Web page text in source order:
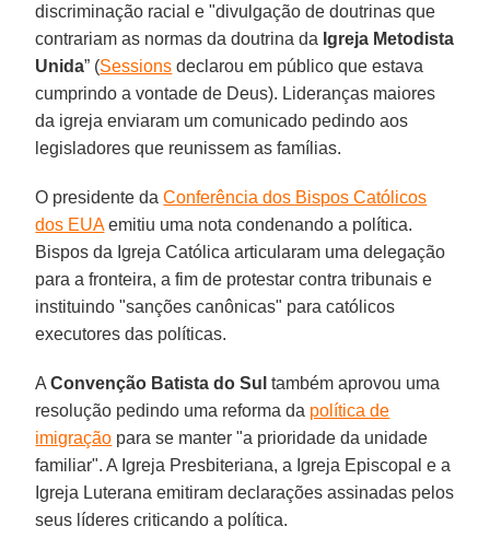
discriminação racial e "divulgação de doutrinas que
contrariam as normas da doutrina da Igreja Metodista
Unida” (Sessions declarou em público que estava
cumprindo a vontade de Deus). Lideranças maiores
da igreja enviaram um comunicado pedindo aos
legisladores que reunissem as famílias.
O presidente daConferência dos Bispos Católicos
dos EUAemitiu uma nota condenando a política.
Bispos da Igreja Católica articularam uma delegação
para a fronteira, a fim de protestar contra tribunais e
instituindo "sanções canônicas" para católicos
executores das políticas.
AConvenção Batista do Sul também aprovou uma
resolução pedindo uma reforma da política de
imigração para se manter "a prioridade da unidade
familiar". A Igreja Presbiteriana, a Igreja Episcopal e a
Igreja Luterana emitiram declarações assinadas pelos
seus líderes criticando a política.